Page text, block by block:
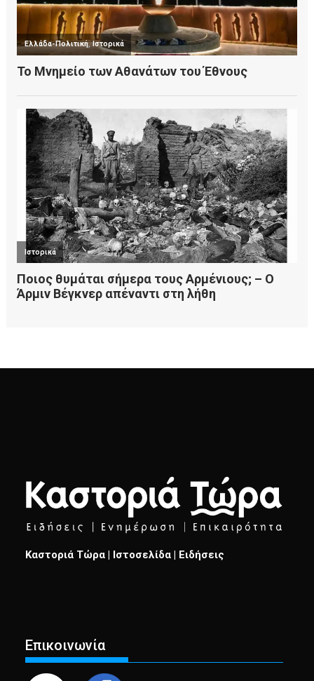
Καστοριά Τώρα | Ιστοσελίδα | Ειδήσεις
Επικοινωνία